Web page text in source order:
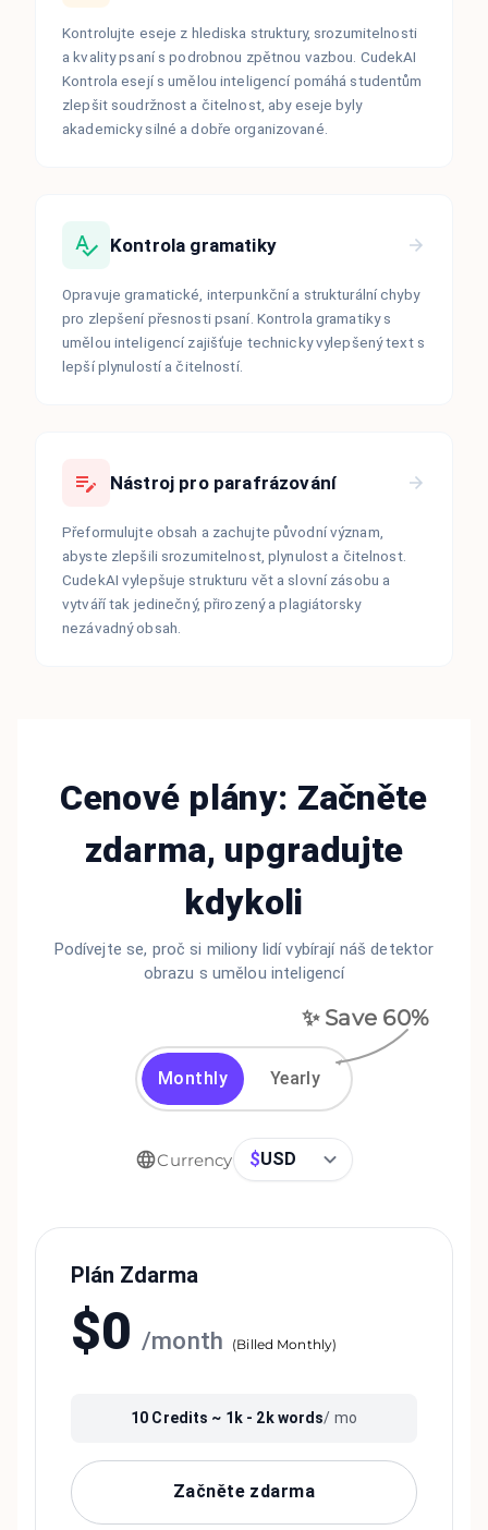
Kontrolujte eseje z hlediska struktury, srozumitelnosti
a kvality psaní s podrobnou zpětnou vazbou. CudekAI
Kontrola esejí s umělou inteligencí pomáhá studentům
zlepšit soudržnost a čitelnost, aby eseje byly
akademicky silné a dobře organizované.
Kontrola gramatiky
Opravuje gramatické, interpunkční a strukturální chyby
pro zlepšení přesnosti psaní. Kontrola gramatiky s
umělou inteligencí zajišťuje technicky vylepšený text s
lepší plynulostí a čitelností.
Nástroj pro parafrázování
Přeformulujte obsah a zachujte původní význam,
abyste zlepšili srozumitelnost, plynulost a čitelnost.
CudekAI vylepšuje strukturu vět a slovní zásobu a
vytváří tak jedinečný, přirozený a plagiátorsky
nezávadný obsah.
Cenové plány: Začněte
zdarma, upgradujte
kdykoli
Podívejte se, proč si miliony lidí vybírají náš detektor
obrazu s umělou inteligencí
✨ Save 60%
Monthly Yearly
Currency $USD
Plán Zdarma
$0 /month (Billed Monthly)
10 Credits ~ 1k - 2kwords/ mo
Začněte zdarma